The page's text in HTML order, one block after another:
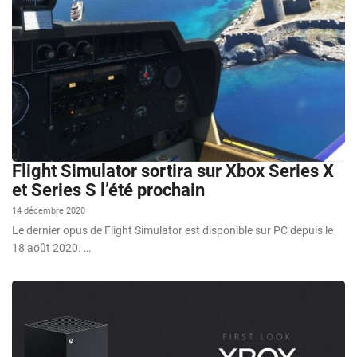
Flight Simulator sortira sur Xbox Series X
et Series S l’été prochain
14 décembre 2020
Le dernier opus de Flight Simulator est disponible sur PC depuis le
18 août 2020. …